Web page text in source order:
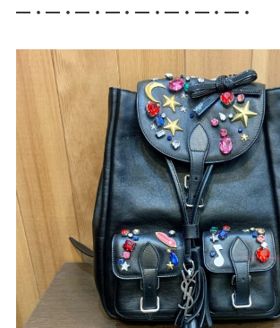
━・━・━・━・━・━・━・━・